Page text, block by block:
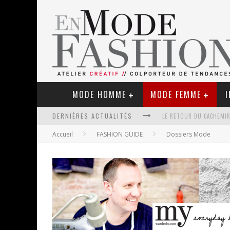
MODE HOMME MODE FEMME
DERNIÈRES ACTUALITÉS LE RETOUR DU
Accueil FASHION GUIDE Dossiers Mode